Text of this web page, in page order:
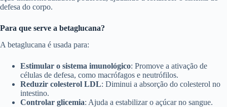
defesa do corpo.
Para que serve a betaglucana?
A betaglucana é usada para:
Estimular o sistema imunológico: Promove a ativação de
células de defesa, como macrófagos e neutrófilos.
Reduzir colesterol LDL: Diminui a absorção do colesterol no
intestino.
Controlar glicemia: Ajuda a estabilizar o açúcar no sangue.